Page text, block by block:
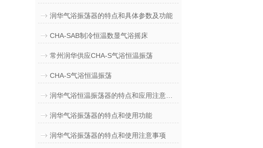
润华气浴振荡器的特点和具体参数及功能
CHA-SAB制冷恒温数显气浴摇床
常州润华供应CHA-S气浴恒温振荡
CHA-S气浴恒温振荡
润华气浴振荡器的特点和使用功能
润华气浴振荡器的特点和使用注意事项